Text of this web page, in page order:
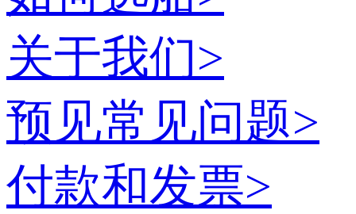
关于我们>
预见常见问题>
付款和发票>